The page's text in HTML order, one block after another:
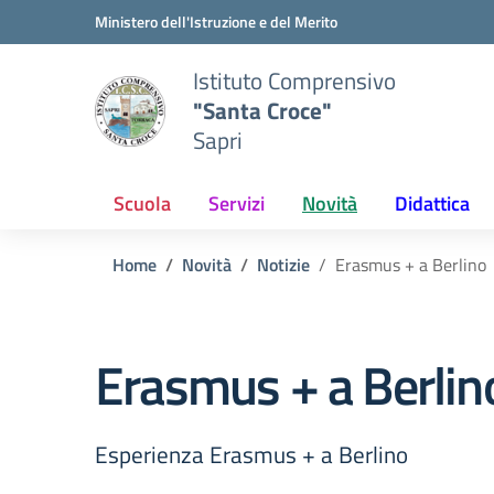
Vai ai contenuti
Vai al menu di navigazioneMinistero dell'Istruzione e del Merito
Istituto Comprensivo
"Santa Croce"
Sapri
Scuola Servizi Novità Didattica
Home Novità Notizie Erasmus + a Berlino
Erasmus + a
Esperienza Erasmus + a Berlino